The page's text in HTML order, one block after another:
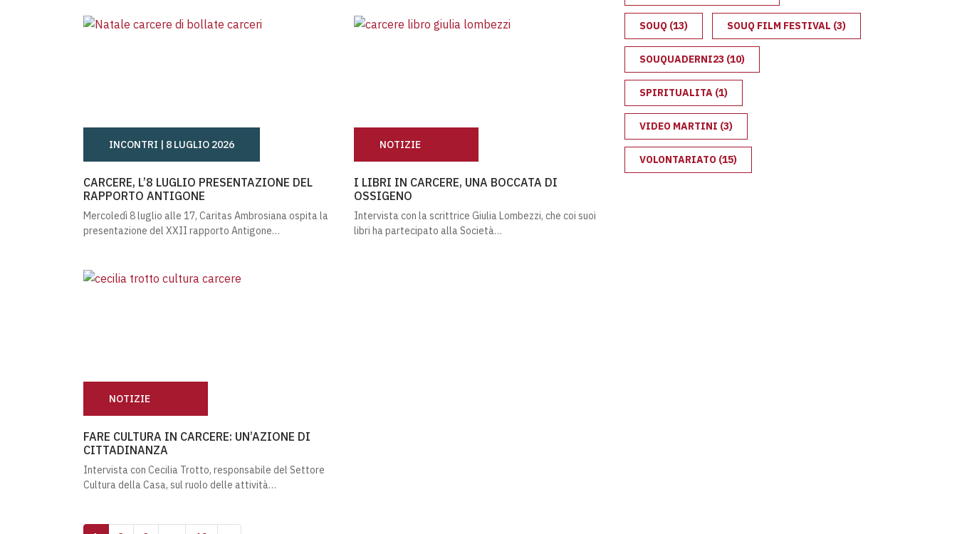
INCONTRI | 8 LUGLIO 2026
CARCERE, L’8 LUGLIO PRESENTAZIONE DEL
RAPPORTO ANTIGONE
Mercoledì 8 luglio alle 17, Caritas Ambrosiana ospita la
presentazione del XXII rapporto Antigone…
NOTIZIE
I LIBRI IN CARCERE, UNA BOCCATA DI
OSSIGENO
Intervista con la scrittrice Giulia Lombezzi, che coi suoi
libri ha partecipato alla Società…
NOTIZIE
FARE CULTURA IN CARCERE: UN’AZIONE DI
CITTADINANZA
Intervista con Cecilia Trotto, responsabile del Settore
Cultura della Casa, sul ruolo delle attività…
SOUQ (13) SOUQ FILM FESTIVAL (3)
SOUQUADERNI23 (10)
SPIRITUALITA (1)
VIDEO MARTINI (3)
VOLONTARIATO (15)